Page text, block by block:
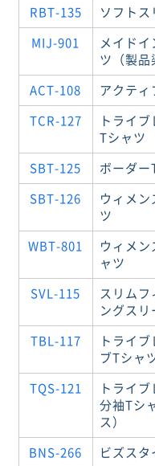
RBT-135 ソフト
MIJ-901
メイド
ツ（製品
ACT-108 アクティ
TCR-127
トライ
Tシャツ
SBT-125 ボーダー
SBT-126
ウィメ
ツ
WBT-801
ウィメ
ャツ
SVL-115
スリムフ
ングス
TBL-117
トライ
ブTシャ
TQS-121
トライ
分袖Tシ
ス）
BNS-266 ビズス